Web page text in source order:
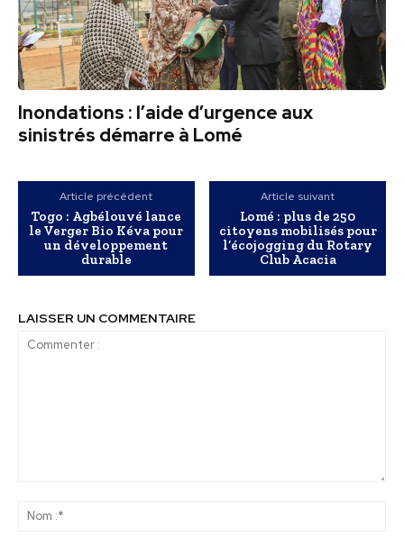
Inondations : l’aide d’urgence aux
sinistrés démarre à Lomé
Article précédent
Togo : Agbélouvé lance
le Verger Bio Kéva pour
un développement
durable
Article suivant
Lomé : plus de 250
citoyens mobilisés pour
l’écojogging du Rotary
Club Acacia
LAISSER UN COMMENTAIRE